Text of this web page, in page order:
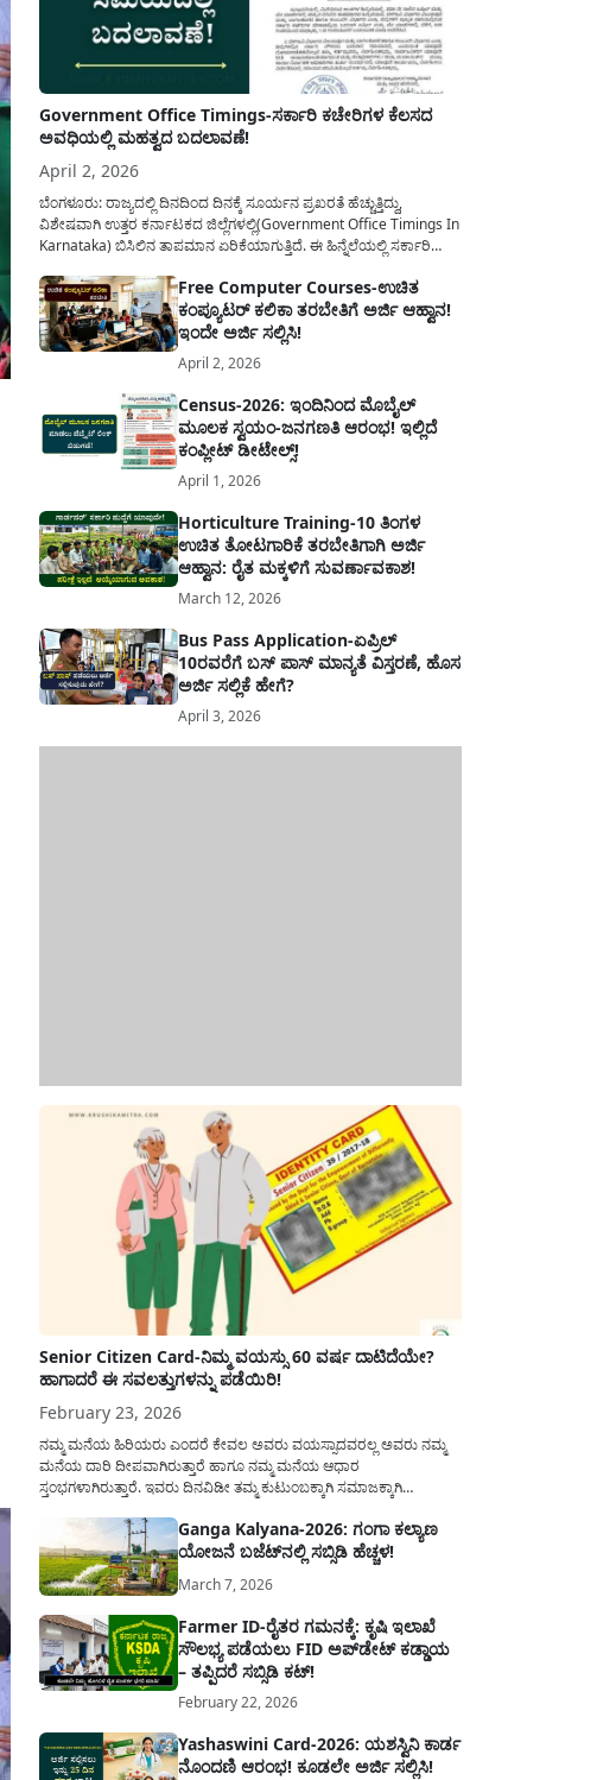
Government Office Timings-ಸರ್ಕಾರಿ ಕಚೇರಿಗಳ ಕೆಲಸದ
ಅವಧಿಯಲ್ಲಿ ಮಹತ್ವದ ಬದಲಾವಣೆ!
April 2, 2026
ಬೆಂಗಳೂರು: ರಾಜ್ಯದಲ್ಲಿ ದಿನದಿಂದ ದಿನಕ್ಕೆ ಸೂರ್ಯನ ಪ್ರಖರತೆ ಹೆಚ್ಚುತ್ತಿದ್ದು,
ವಿಶೇಷವಾಗಿ ಉತ್ತರ ಕರ್ನಾಟಕದ ಜಿಲ್ಲೆಗಳಲ್ಲಿ(Government Office Timings In
Karnataka) ಬಿಸಿಲಿನ ತಾಪಮಾನ ಏರಿಕೆಯಾಗುತ್ತಿದೆ. ಈ ಹಿನ್ನೆಲೆಯಲ್ಲಿ ಸರ್ಕಾರಿ
ಸರ್ಕಾರವು ಮಹತ್ವದ ನಿರ್ಧಾರವೊಂದನ್ನು ಕೈಗೊಂಡಿದೆ. ಕಿತ್ತೂರು ಕರ್ನಾಟಕ ಮತ್ತು
ಕಲ್ಯಾಣ ಕರ್ನಾಟಕದ ಒಟ್ಟು 9 ಜಿಲ್ಲೆಗಳಲ್ಲಿ ಏಪ್ರಿಲ್...
Free Computer Courses-ಉಚಿತ
ಕಂಪ್ಯೂಟರ್ ಕಲಿಕಾ ತರಬೇತಿಗೆ ಅರ್ಜಿ ಆಹ್ವಾನ!
ಇಂದೇ ಅರ್ಜಿ ಸಲ್ಲಿಸಿ!
April 2, 2026
Census-2026: ಇಂದಿನಿಂದ ಮೊಬೈಲ್
ಮೂಲಕ ಸ್ವಯಂ-ಜನಗಣತಿ ಆರಂಭ! ಇಲ್ಲಿದೆ
ಕಂಪ್ಲೀಟ್ ಡೀಟೇಲ್ಸ್!
April 1, 2026
Horticulture Training-10 ತಿಂಗಳ
ಉಚಿತ ತೋಟಗಾರಿಕೆ ತರಬೇತಿಗಾಗಿ ಅರ್ಜಿ
ಆಹ್ವಾನ: ರೈತ ಮಕ್ಕಳಿಗೆ ಸುವರ್ಣಾವಕಾಶ!
March 12, 2026
Bus Pass Application-ಏಪ್ರಿಲ್
10ರವರೆಗೆ ಬಸ್ ಪಾಸ್ ಮಾನ್ಯತೆ ವಿಸ್ತರಣೆ, ಹೊಸ
ಅರ್ಜಿ ಸಲ್ಲಿಕೆ ಹೇಗೆ?
April 3, 2026
Senior Citizen Card-ನಿಮ್ಮ ವಯಸ್ಸು 60 ವರ್ಷ ದಾಟಿದೆಯೇ?
ಹಾಗಾದರೆ ಈ ಸವಲತ್ತುಗಳನ್ನು ಪಡೆಯಿರಿ!
February 23, 2026
ನಮ್ಮ ಮನೆಯ ಹಿರಿಯರು ಎಂದರೆ ಕೇವಲ ಅವರು ವಯಸ್ಸಾದವರಲ್ಲ ಅವರು ನಮ್ಮ
ಮನೆಯ ದಾರಿ ದೀಪವಾಗಿರುತ್ತಾರೆ ಹಾಗೂ ನಮ್ಮ ಮನೆಯ ಆಧಾರ
ಸ್ತಂಭಗಳಾಗಿರುತ್ತಾರೆ. ಇವರು ದಿನವಿಡೀ ತಮ್ಮ ಕುಟುಂಬಕ್ಕಾಗಿ ಸಮಾಜಕ್ಕಾಗಿ
ನೆಮ್ಮದಿಯಿಂದ ಕಳೆಯಬೇಕೆಂಬುದು ಪ್ರತಿಯೊಬ್ಬರ ಕನಸಾಗಿರುತ್ತದೆ ಆದ್ದರಿಂದ
ಸರ್ಕಾರವು ಹಿರಿಯ ನಾಗರಿಕರ ಗುರುತಿನ ಚೀಟಿ...
Ganga Kalyana-2026: ಗಂಗಾ ಕಲ್ಯಾಣ
ಯೋಜನೆ ಬಜೆಟ್‌ನಲ್ಲಿ ಸಬ್ಸಿಡಿ ಹೆಚ್ಚಳ!
March 7, 2026
Farmer ID-ರೈತರ ಗಮನಕ್ಕೆ: ಕೃಷಿ ಇಲಾಖೆ
ಸೌಲಭ್ಯ ಪಡೆಯಲು FID ಅಪ್‌ಡೇಟ್ ಕಡ್ಡಾಯ
– ತಪ್ಪಿದರೆ ಸಬ್ಸಿಡಿ ಕಟ್!
February 22, 2026
Yashaswini Card-2026: ಯಶಸ್ವಿನಿ ಕಾರ್ಡ
ನೊಂದಣಿ ಆರಂಭ! ಕೂಡಲೇ ಅರ್ಜಿ ಸಲ್ಲಿಸಿ!